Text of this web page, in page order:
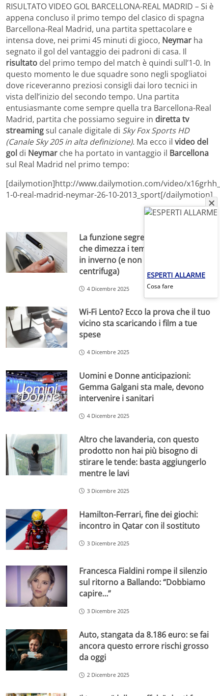
RISULTATO VIDEO GOL BARCELLONA-REAL MADRID – Si è
appena concluso il primo tempo del clasico di spagna
Barcellona-Real Madrid, una partita spettacolare e
intensa dove, nei primi 45 minuti di gioco, Neymar ha
segnato il gol del vantaggio dei padroni di casa. Il
risultato del primo tempo del match è quindi sull’1-0. In
questo momento le due squadre sono negli spogliatoi
dove riceveranno preziosi consigli dai loro tecnici in
vista dell’inizio del secondo tempo. Una partita
entusiasmante come sempre quella tra Barcellona-Real
Madrid, partita che possiamo seguire in diretta tv
streamingsul canale digitale di Sky Fox Sports HD
(Canale Sky 205 in alta definizione). Ma ecco il video del
gol di Neymar che ha portato in vantaggio il Barcellona
sul Real Madrid nel primo tempo:
[dailymotion]http://www.dailymotion.com/video/
1-0-real-madrid-neymar-26-10-2013_sport[/dailymotion]
La funzione segreta della lavatrice
che dimezza i tempi di asciugatura
in inverno (e non basta una
centrifuga)
4 Dicembre 2025
Wi-Fi Lento? Ecco la prova che il tuo
vicino sta scaricando i film a tue
spese
4 Dicembre 2025
Uomini e Donne anticipazioni:
Gemma Galgani sta male, devono
intervenire i sanitari
4 Dicembre 2025
Altro che lavanderia, con questo
prodotto non hai più bisogno di
stirare le tende: basta aggiungerlo
mentre le lavi
3 Dicembre 2025
Hamilton-Ferrari, fine dei giochi:
incontro in Qatar con il sostituto
3 Dicembre 2025
Francesca Fialdini rompe il silenzio
sul ritorno a Ballando: “Dobbiamo
capire…”
3 Dicembre 2025
Auto, stangata da 8.186 euro: se fai
ancora questo errore rischi grosso
da oggi
2 Dicembre 2025
ESPERTI ALLARME
Cosa fare